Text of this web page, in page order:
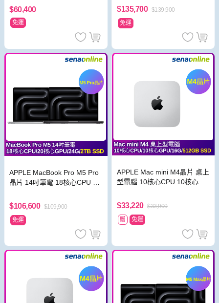
$60,400
免運
SD
$135,700 $139,900
免運
APPLE MacBook Pro M5 Pro
晶片 14吋筆電 18核心CPU 20
$106,600 $109,900
免運
APPLE Mac mini M4晶片 桌上
型電腦 10核心CPU 10核心GP
$33,220 $33,900
贈
免運